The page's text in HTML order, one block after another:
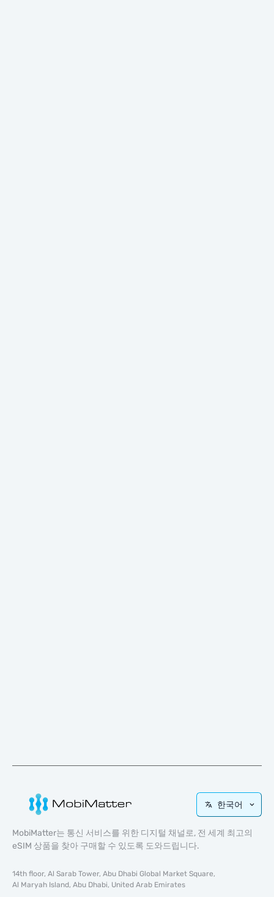
한국어
MobiMatter는 통신 서비스를 위한 디지털 채널로, 전 세계 최고의
eSIM 상품을 찾아 구매할 수 있도록 도와드립니다.
14th floor, Al Sarab Tower, Abu Dhabi Global Market Square,
Al Maryah Island, Abu Dhabi, United Arab Emirates